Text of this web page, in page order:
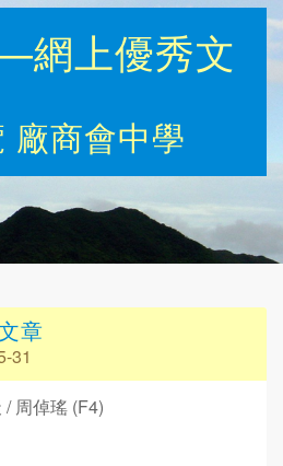
網上優秀文
廠商會中學
章
31
周倬瑤 (F4)